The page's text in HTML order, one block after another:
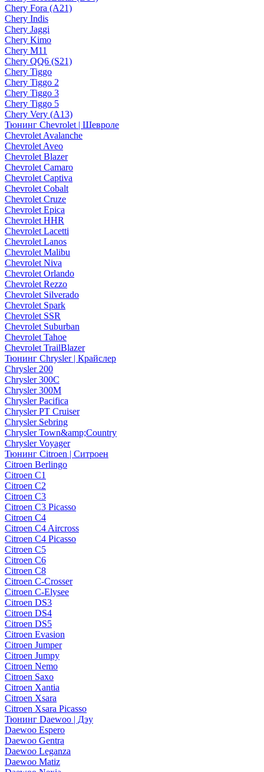
Chery Fora (A21)
Chery Indis
Chery Jaggi
Chery Kimo
Chery M11
Chery QQ6 (S21)
Chery Tiggo
Chery Tiggo 2
Chery Tiggo 3
Chery Tiggo 5
Chery Very (A13)
Тюнинг Chevrolet | Шевроле
Chevrolet Avalanche
Chevrolet Aveo
Chevrolet Blazer
Chevrolet Camaro
Chevrolet Captiva
Chevrolet Cobalt
Chevrolet Cruze
Chevrolet Epica
Chevrolet HHR
Chevrolet Lacetti
Chevrolet Lanos
Chevrolet Malibu
Chevrolet Niva
Chevrolet Orlando
Chevrolet Rezzo
Chevrolet Silverado
Chevrolet Spark
Chevrolet SSR
Chevrolet Suburban
Chevrolet Tahoe
Chevrolet TrailBlazer
Тюнинг Chrysler | Крайслер
Chrysler 200
Chrysler 300C
Chrysler 300M
Chrysler Pacifica
Chrysler PT Cruiser
Chrysler Sebring
Chrysler Town&amp;Country
Chrysler Voyager
Тюнинг Citroen | Ситроен
Citroen Berlingo
Citroen C1
Citroen C2
Citroen C3
Citroen C3 Picasso
Citroen C4
Citroen C4 Aircross
Citroen C4 Picasso
Citroen C5
Citroen C6
Citroen C8
Citroen C-Crosser
Citroen C-Elysee
Citroen DS3
Citroen DS4
Citroen DS5
Citroen Evasion
Citroen Jumper
Citroen Jumpy
Citroen Nemo
Citroen Saxo
Citroen Xantia
Citroen Xsara
Citroen Xsara Picasso
Тюнинг Daewoo | Дэу
Daewoo Espero
Daewoo Gentra
Daewoo Leganza
Daewoo Matiz